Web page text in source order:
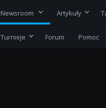
Newsroom Artykuły
Turnieje Forum Pomoc